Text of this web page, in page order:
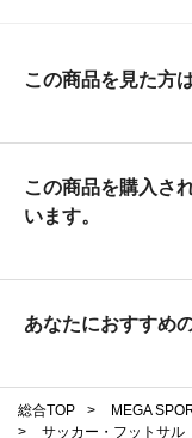
この商品を見た方
この商品を購入さ
います。
あなたにおすすめ
総合TOP > MEGA
>
サッカー・フットサル